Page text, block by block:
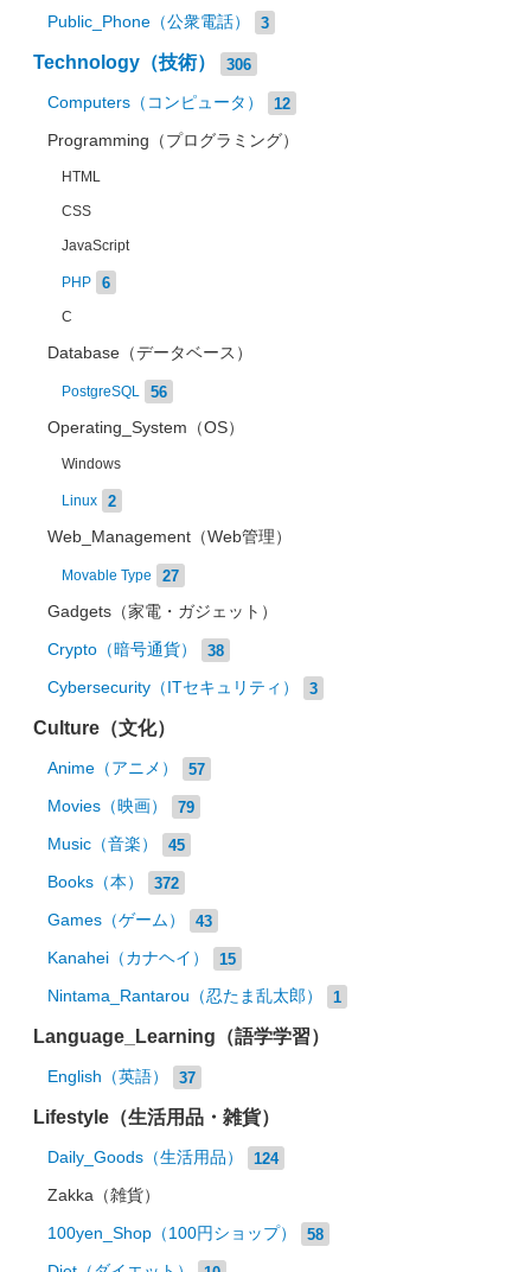
Public_Phone（公衆電話） 3
Technology（技術） 306
Computers（コンピュータ） 12
Programming（プログラミング）
HTML
CSS
JavaScript
PHP 6
C
Database（データベース）
PostgreSQL 56
Operating_System（OS）
Windows
Linux 2
Web_Management（Web管理）
Movable Type 27
Gadgets（家電・ガジェット）
Crypto（暗号通貨） 38
Cybersecurity（ITセキュリティ） 3
Culture（文化）
Anime（アニメ） 57
Movies（映画） 79
Music（音楽） 45
Books（本） 372
Games（ゲーム） 43
Kanahei（カナヘイ） 15
Nintama_Rantarou（忍たま乱太郎） 1
Language_Learning（語学学習）
English（英語） 37
Lifestyle（生活用品・雑貨）
Daily_Goods（生活用品） 124
Zakka（雑貨）
100yen_Shop（100円ショップ） 58